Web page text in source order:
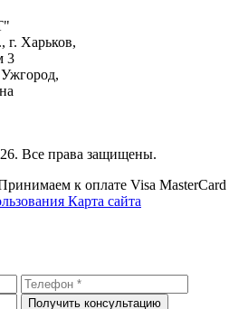
г. Харьков,
3
Ужгород,
Все права защищены.
Карта сайта
Получить консультацию